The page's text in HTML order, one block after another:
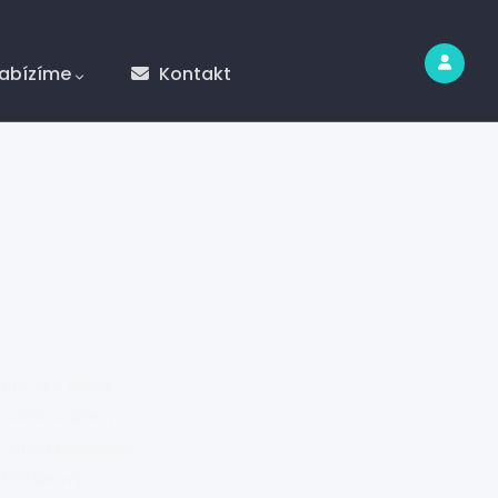
Kontakt
se o sekání